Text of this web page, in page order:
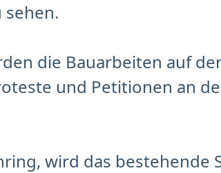
sehen.
die Bauarbeiten auf
und Petitionen an
wird das